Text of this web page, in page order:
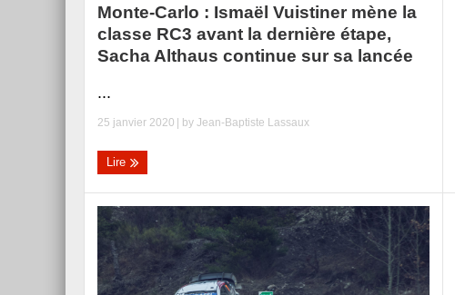
Monte-Carlo : Ismaël Vuistiner mène la
classe RC3 avant la dernière étape,
Sacha Althaus continue sur sa lancée
...
25 janvier 2020 | by Jean-Baptiste Lassaux
Lire